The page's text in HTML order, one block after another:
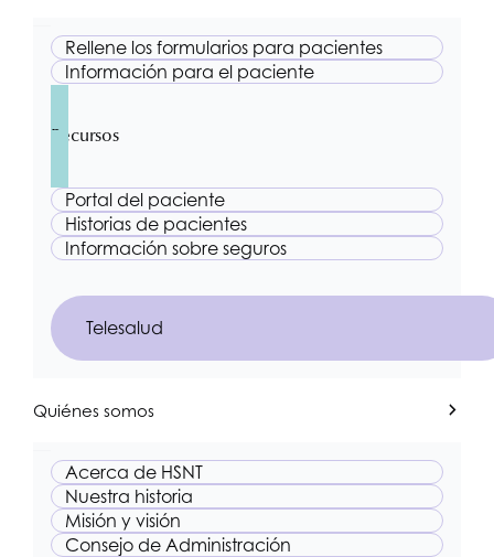
Rellene los formularios para pacientes
Información para el paciente
Recursos
Portal del paciente
Historias de pacientes
Información sobre seguros
Telesalud
Quiénes somos
Acerca de HSNT
Nuestra historia
Misión y visión
Consejo de Administración